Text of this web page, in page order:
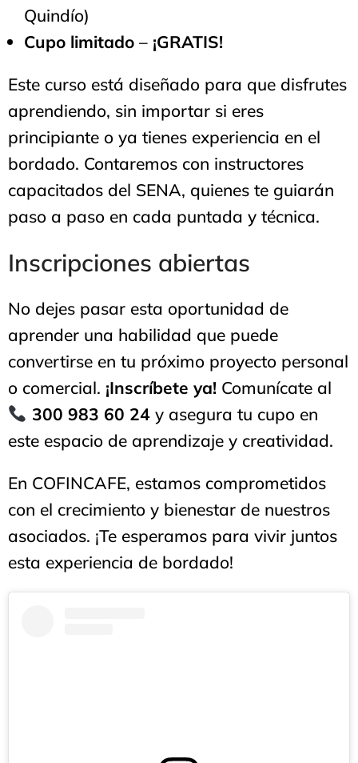
Quindío)
Cupo limitado – ¡GRATIS!
Este curso está diseñado para que disfrutes
aprendiendo, sin importar si eres
principiante o ya tienes experiencia en el
bordado. Contaremos con instructores
capacitados del SENA, quienes te guiarán
paso a paso en cada puntada y técnica.
Inscripciones abiertas
No dejes pasar esta oportunidad de
aprender una habilidad que puede
convertirse en tu próximo proyecto personal
o comercial. ¡Inscríbete ya! Comunícate al
300 983 60 24y asegura tu cupo en
este espacio de aprendizaje y creatividad.
En COFINCAFE, estamos comprometidos
con el crecimiento y bienestar de nuestros
asociados. ¡Te esperamos para vivir juntos
esta experiencia de bordado!